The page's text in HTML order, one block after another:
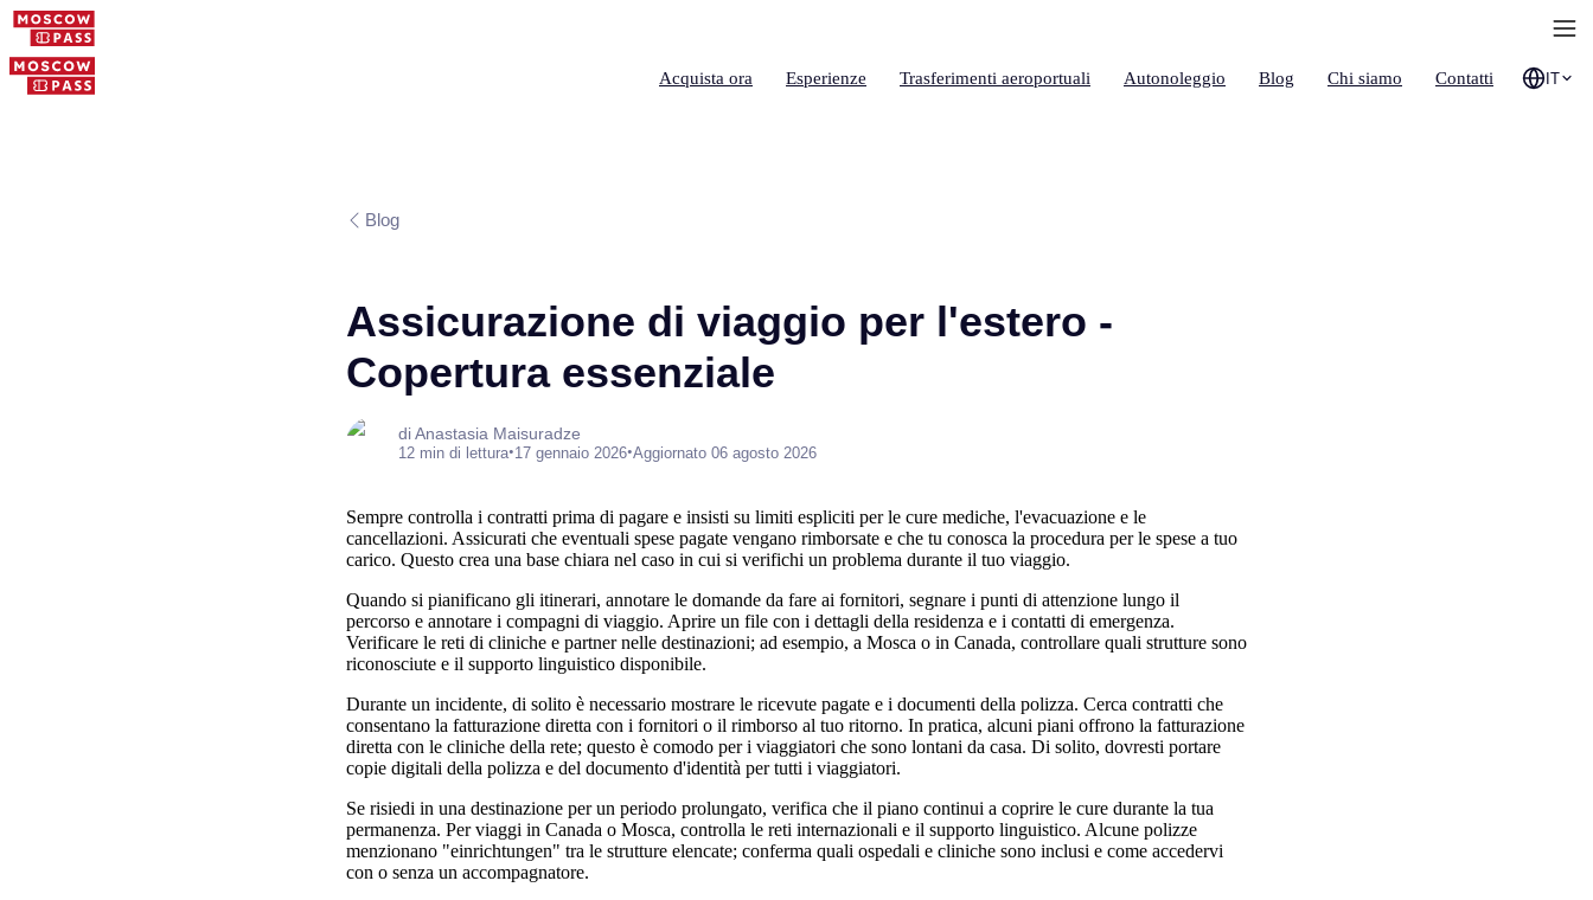
Acquista ora Esperienze Trasferimenti aeroportuali Autonoleggio Blog Chi siamo Contatti IT
Blog
Assicurazione di viaggio per l'estero -
Copertura essenziale
di Anastasia Maisuradze
12 min di lettura•17 gennaio 2026•Aggiornato 06 agosto 2026
Sempre controlla i contratti prima di pagare e insisti su limiti espliciti per le cure mediche, l'evacuazione e le
cancellazioni. Assicurati che eventuali spese pagate vengano rimborsate e che tu conosca la procedura per le spese a tuo
carico. Questo crea una base chiara nel caso in cui si verifichi un problema durante il tuo viaggio.
Quando si pianificano gli itinerari, annotare le domande da fare ai fornitori, segnare i punti di attenzione lungo il
percorso e annotare i compagni di viaggio. Aprire un file con i dettagli della residenza e i contatti di emergenza.
Verificare le reti di cliniche e partner nelle destinazioni; ad esempio, a Mosca o in Canada, controllare quali strutture sono
riconosciute e il supporto linguistico disponibile.
Durante un incidente, di solito è necessario mostrare le ricevute pagate e i documenti della polizza. Cerca contratti che
consentano la fatturazione diretta con i fornitori o il rimborso al tuo ritorno. In pratica, alcuni piani offrono la fatturazione
diretta con le cliniche della rete; questo è comodo per i viaggiatori che sono lontani da casa. Di solito, dovresti portare
copie digitali della polizza e del documento d'identità per tutti i viaggiatori.
Se risiedi in una destinazione per un periodo prolungato, verifica che il piano continui a coprire le cure durante la tua
permanenza. Per viaggi in Canada o Mosca, controlla le reti internazionali e il supporto linguistico. Alcune polizze
menzionano "einrichtungen" tra le strutture elencate; conferma quali ospedali e cliniche sono inclusi e come accedervi
con o senza un accompagnatore.